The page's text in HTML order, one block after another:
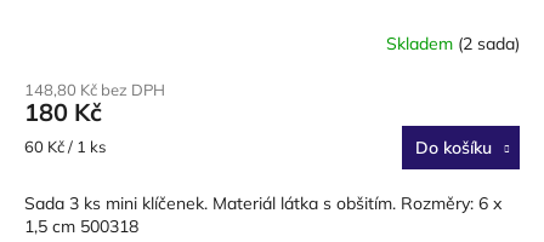
Skladem (2 sada)
148,80 Kč bez DPH
180 Kč
Měrná
60 Kč / 1 ks Do košíku
Sada 3 ks mini klíčenek. Materiál látka s obšitím. Rozměry: 6 x
1,5 cm 500318